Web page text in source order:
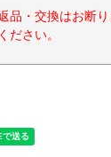
品・交換はお断
ださい。